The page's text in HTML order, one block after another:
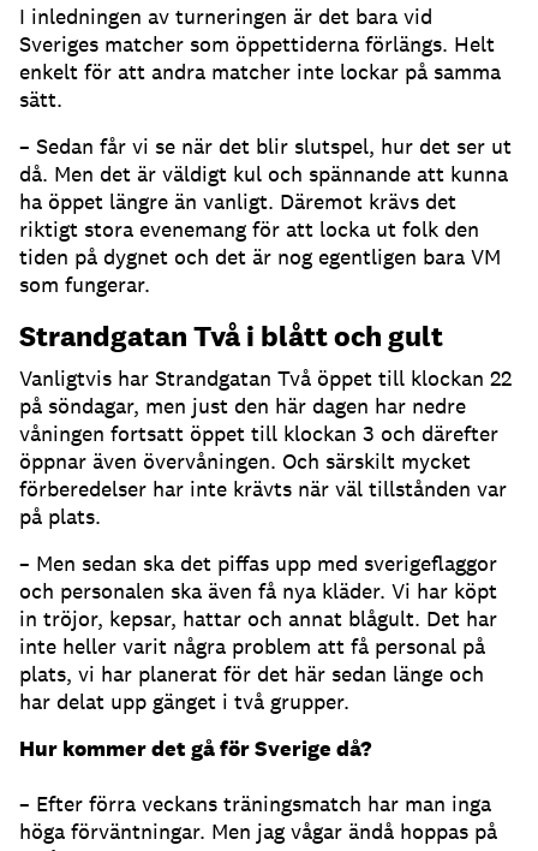
I inledningen av turneringen är det bara vid
Sveriges matcher som öppettiderna förlängs. Helt
enkelt för att andra matcher inte lockar på samma
sätt.
– Sedan får vi se när det blir slutspel, hur det ser ut
då. Men det är väldigt kul och spännande att kunna
ha öppet längre än vanligt. Däremot krävs det
riktigt stora evenemang för att locka ut folk den
tiden på dygnet och det är nog egentligen bara VM
som fungerar.
Strandgatan Två i blått och gult
Vanligtvis har Strandgatan Två öppet till klockan 22
på söndagar, men just den här dagen har nedre
våningen fortsatt öppet till klockan 3 och därefter
öppnar även övervåningen. Och särskilt mycket
förberedelser har inte krävts när väl tillstånden var
på plats.
– Men sedan ska det piffas upp med sverigeflaggor
och personalen ska även få nya kläder. Vi har köpt
in tröjor, kepsar, hattar och annat blågult. Det har
inte heller varit några problem att få personal på
plats, vi har planerat för det här sedan länge och
har delat upp gänget i två grupper.
Hur kommer det gå för Sverige då?
– Efter förra veckans träningsmatch har man inga
höga förväntningar. Men jag vågar ändå hoppas på